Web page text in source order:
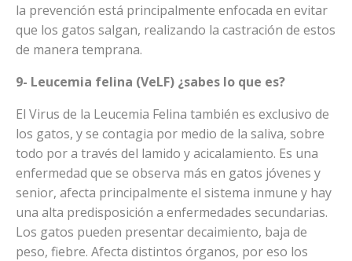
la prevención está principalmente enfocada en evitar
que los gatos salgan, realizando la castración de estos
de manera temprana.
9- Leucemia felina (VeLF) ¿sabes lo que es?
El Virus de la Leucemia Felina también es exclusivo de
los gatos, y se contagia por medio de la saliva, sobre
todo por a través del lamido y acicalamiento. Es una
enfermedad que se observa más en gatos jóvenes y
senior, afecta principalmente el sistema inmune y hay
una alta predisposición a enfermedades secundarias.
Los gatos pueden presentar decaimiento, baja de
peso, fiebre. Afecta distintos órganos, por eso los